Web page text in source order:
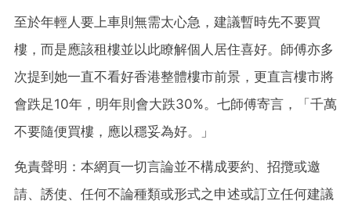
至於年輕人要上車則無需太心急，建議暫時先不要買
樓，而是應該租樓並以此瞭解個人居住喜好。師傅亦多
次提到她一直不看好香港整體樓市前景，更直言樓市將
會跌足10年，明年則會大跌30%。七師傅寄言，「千萬
不要隨便買樓，應以穩妥為好。」
免責聲明：本網頁一切言論並不構成要約、招攬或邀
請、誘使、任何不論種類或形式之申述或訂立任何建議